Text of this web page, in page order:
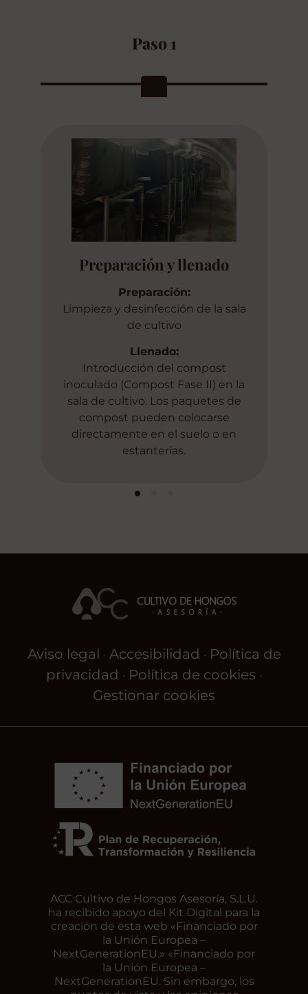
Paso 1
Preparación y llenado
Preparación:
Limpieza y desinfección de la sala
de cultivo
Llenado:
Introducción del compost
inoculado (Compost Fase II) en la
sala de cultivo. Los paquetes de
compost pueden colocarse
directamente en el suelo o en
estanterías.
Aviso legal · Accesibilidad · Política de
privacidad · Política de cookies ·
Gestionar cookies
ACC Cultivo de Hongos Asesoría, S.L.U.
ha recibido apoyo del Kit Digital para la
creación de esta web «Financiado por
la Unión Europea –
NextGenerationEU.» «Financiado por
la Unión Europea –
NextGenerationEU. Sin embargo, los